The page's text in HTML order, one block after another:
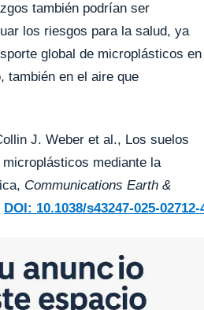
también podrían ser
los riesgos para la salud, ya
global de microplásticos en
también en el aire que
J. Weber et al., Los suelos
mediante la
Communications Earth &
DOI: 10.1038/s43247-025-02712-